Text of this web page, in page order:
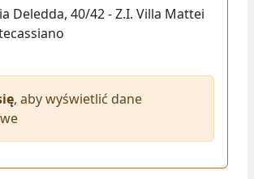
Deledda, 40/42 - Z.I. Villa Mattei
, aby wyświetlić dane